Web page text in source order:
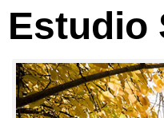
Estudio